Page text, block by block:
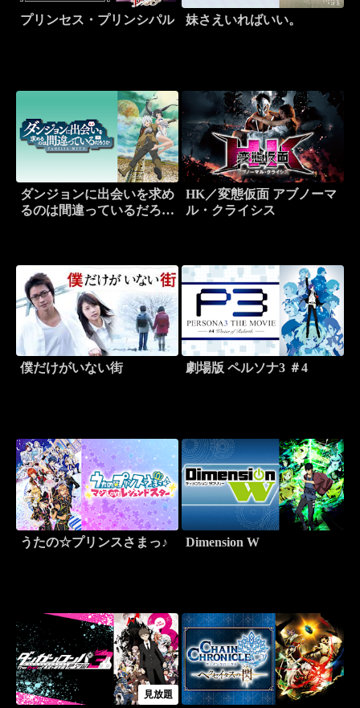
プリンセス・プリンシパル 妹さえいればいい。
ダンジョンに出会いを求め
るのは間違っているだろう
HK／変態仮面 アブノーマ
ル・クライシス
僕だけがいない街 劇場版 ペルソナ3 ＃4
うたの☆プリンスさまっ♪ Dimension W
見放題